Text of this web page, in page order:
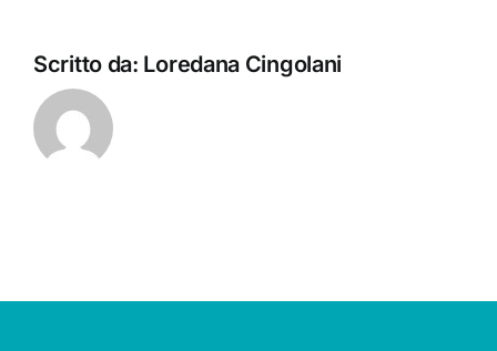
Scritto da: Loredana Cingolani